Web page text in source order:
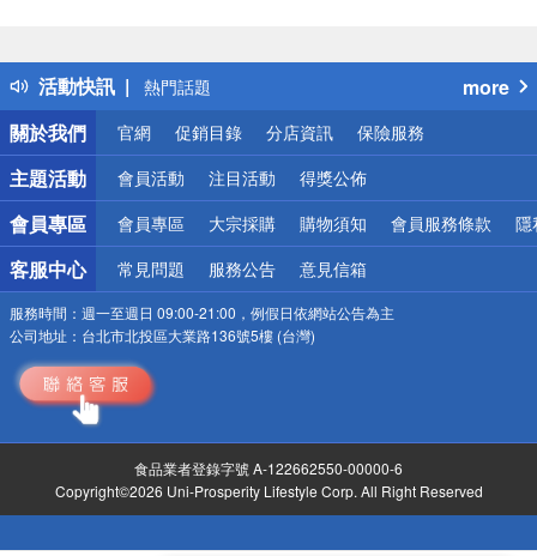
活動快訊
得獎公告
熱門話題
銀行優惠
偏遠地區配送
詐騙網頁！請小心！
more
關於我們
官網 促銷目錄 分店資訊 保險服務
主題活動 會員活動 注目活動 得獎公佈
會員專區 會員專區 大宗採購 購物須知 會員服務條款 隱
客服中心 常見問題 服務公告 意見信箱
服務時間： 週一至週日 09:00-21:00，例假日依網站公告為主
公司地址： 台北市北投區大業路136號5樓 (台灣)
食品業者登錄字號 A-122662550-00000-6
Copyright©2026 Uni-Prosperity Lifestyle Corp. All Right Reserved